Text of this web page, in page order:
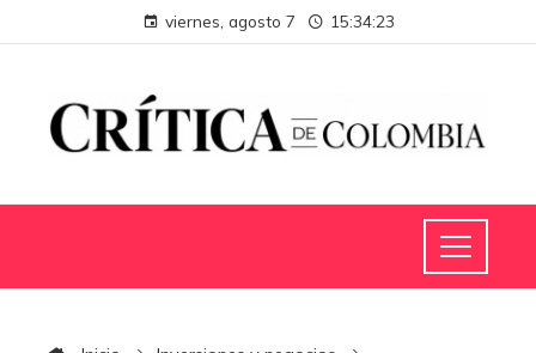
viernes, agosto 7 15:34:24